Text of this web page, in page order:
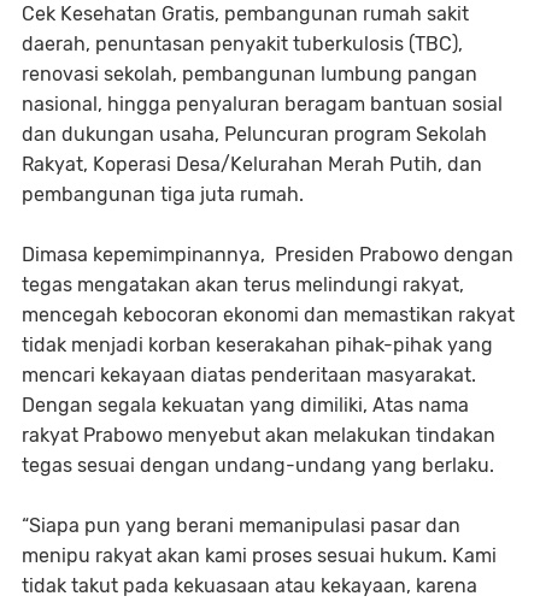
Cek Kesehatan Gratis, pembangunan rumah sakit
daerah, penuntasan penyakit tuberkulosis (TBC),
renovasi sekolah, pembangunan lumbung pangan
nasional, hingga penyaluran beragam bantuan sosial
dan dukungan usaha, Peluncuran program Sekolah
Rakyat, Koperasi Desa/Kelurahan Merah Putih, dan
pembangunan tiga juta rumah.
Dimasa kepemimpinannya, Presiden Prabowo dengan
tegas mengatakan akan terus melindungi rakyat,
mencegah kebocoran ekonomi dan memastikan rakyat
tidak menjadi korban keserakahan pihak-pihak yang
mencari kekayaan diatas penderitaan masyarakat.
Dengan segala kekuatan yang dimiliki, Atas nama
rakyat Prabowo menyebut akan melakukan tindakan
tegas sesuai dengan undang-undang yang berlaku.
“Siapa pun yang berani memanipulasi pasar dan
menipu rakyat akan kami proses sesuai hukum. Kami
tidak takut pada kekuasaan atau kekayaan, karena